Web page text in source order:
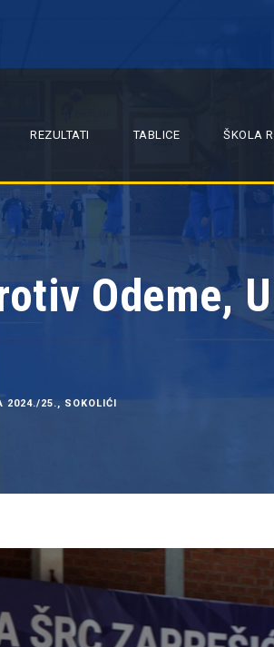
REZULTATI TABLICE ŠKOLA
Odeme,
2024./25., SOKOLIĆI